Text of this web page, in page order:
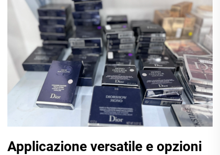
Applicazione versatile e opzioni